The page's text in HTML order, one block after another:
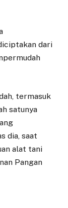
dari
termasuk
satunya
dia, saat
alat tani
Pangan